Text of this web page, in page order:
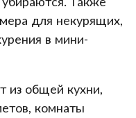
для некурящих,
в мини-
из общей кухни,
комнаты